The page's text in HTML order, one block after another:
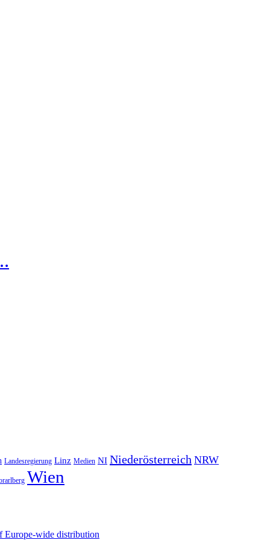
Landesregierung Linz Medien NI Niederösterreich NRW
Wien
Europe-wide distribution